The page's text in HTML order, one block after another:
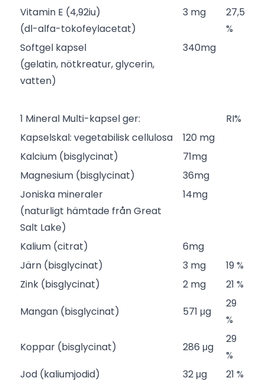
Vitamin E (4,92iu)
(dl-alfa-tokofeylacetat)
3 mg
27,5
%
Softgel kapsel
(gelatin, nötkreatur, glycerin,
vatten)
340mg
1 Mineral Multi-kapsel ger:
RI%
Kapselskal: vegetabilisk cellulosa
120 mg
Kalcium (bisglycinat)
71mg
Magnesium (bisglycinat)
36mg
Joniska mineraler
(naturligt hämtade från Great
Salt Lake)
14mg
Kalium (citrat)
6mg
Järn (bisglycinat)
3 mg
19 %
Zink (bisglycinat)
2 mg
21 %
Mangan (bisglycinat)
571 μg
29
%
Koppar (bisglycinat)
286 μg
29
%
Jod (kaliumjodid)
32 μg
21 %